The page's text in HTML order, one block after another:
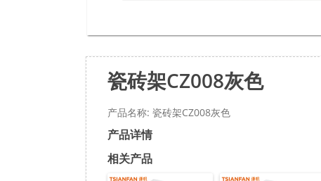
瓷砖架CZ008灰色
产品名称: 瓷砖架CZ008灰色
产品详情
相关产品